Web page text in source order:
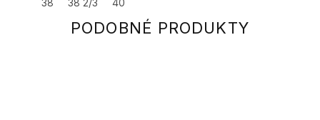
38 38 2/3 40